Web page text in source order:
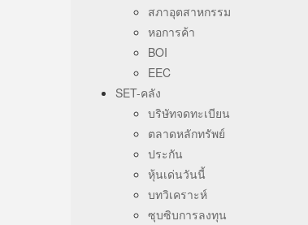
สภาอุตสาหกรรม
หอการค้า
BOI
EEC
SET-คลัง
บริษัทจดทะเบียน
ตลาดหลักทรัพย์
ประกัน
หุ้นเด่นวันนี้
บทวิเคราะห์
ซุบซิบการลงทุน